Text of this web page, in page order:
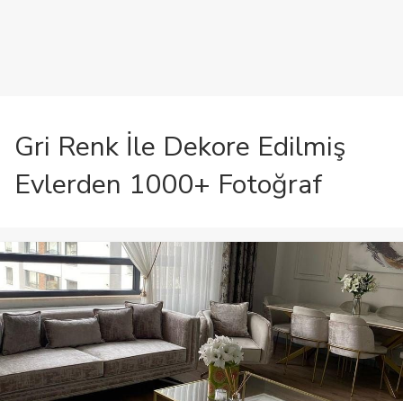
Gri Renk İle Dekore Edilmiş
Evlerden 1000+ Fotoğraf